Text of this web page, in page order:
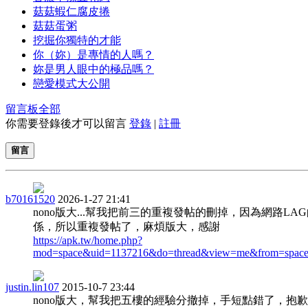
菇菇蝦仁腐皮捲
菇菇蛋粥
挖掘你獨特的才能
你（妳）是專情的人嗎？
妳是男人眼中的極品嗎？
戀愛模式大公開
留言板全部
你需要登錄後才可以留言 登錄 | 註冊
留言
b70161520 2026-1-27 21:41
nono版大...幫我把前三的重複發帖的刪掉，因為網路LAG
係，所以重複發帖了，麻煩版大，感謝
https://apk.tw/home.php?
mod=space&uid=1137216&do=thread&view=me&from=space
justin.lin107 2015-10-7 23:44
nono版大，幫我把五樓的經驗分撤掉，手短點錯了，抱